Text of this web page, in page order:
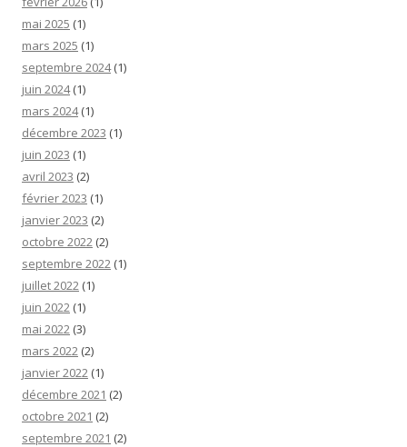
mai 2025 (1)
mars 2025 (1)
septembre 2024(1)
juin 2024(1)
mars 2024(1)
décembre 2023 (1)
juin 2023 (1)
avril 2023 (2)
février 2023 (1)
janvier 2023 (2)
octobre 2022 (2)
septembre 2022 (1)
juillet 2022 (1)
juin 2022 (1)
mai 2022 (3)
mars 2022 (2)
janvier 2022 (1)
décembre 2021 (2)
octobre 2021 (2)
septembre 2021 (2)